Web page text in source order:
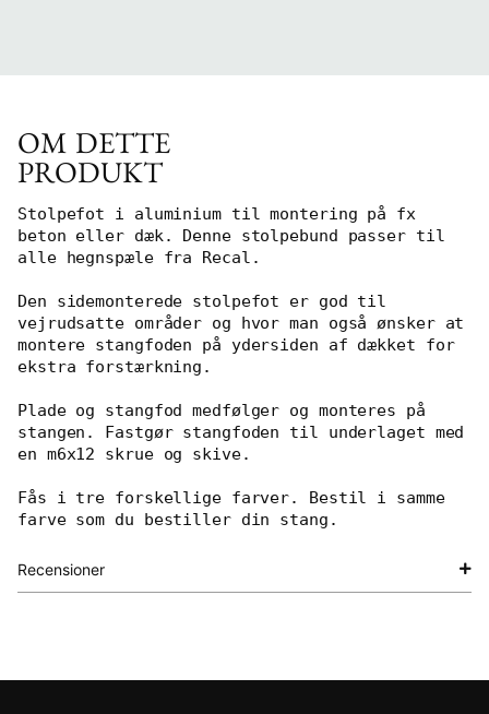
OM DETTE
PRODUKT
Stolpefot i aluminium til montering på fx
beton eller dæk. Denne stolpebund passer til
alle hegnspæle fra Recal.
Den sidemonterede stolpefot er god til
vejrudsatte områder og hvor man også ønsker at
montere stangfoden på ydersiden af ​​dækket for
ekstra forstærkning.
Plade og stangfod medfølger og monteres på
stangen. Fastgør stangfoden til underlaget med
en m6x12 skrue og skive.
Fås i tre forskellige farver. Bestil i samme
farve som du bestiller din stang.
Recensioner